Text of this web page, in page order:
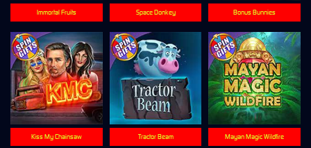
Kiss My Chainsaw Tractor Beam
Space Donkey
Immortal Fruits
Mayan Magic Wildfire
Bonus Bunnies